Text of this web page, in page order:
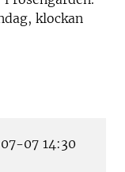
klockan
07 14:30